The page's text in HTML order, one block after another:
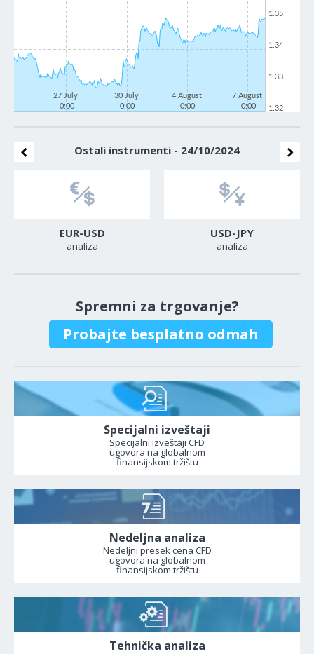
27 July
0:00
30 July
0:00
4 August
0:00
7 August
0:00
1.32
1.33
1.34
1.35
Ostali instrumenti - 24/10/2024
EUR-USD
analiza
USD-JPY
analiza
Spremni za trgovanje?
Probajte besplatno odmah
Specijalni izveštaji
Specijalni izveštaji CFD
ugovora na globalnom
finansijskom tržištu
Nedeljna analiza
Nedeljni presek cena CFD
ugovora na globalnom
finansijskom tržištu
Tehnička analiza